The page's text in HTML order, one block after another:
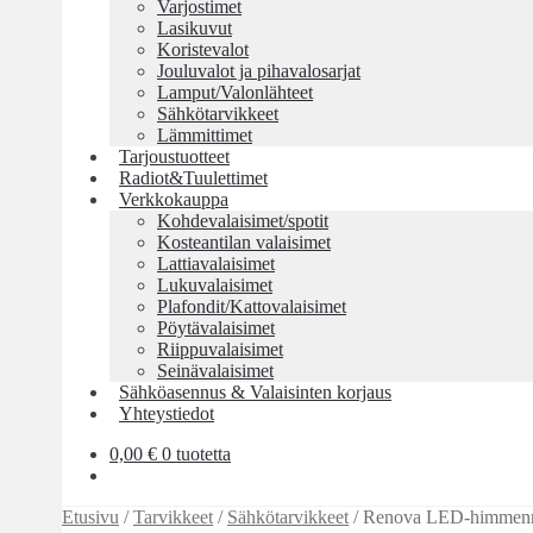
Varjostimet
Lasikuvut
Koristevalot
Jouluvalot ja pihavalosarjat
Lamput/Valonlähteet
Sähkötarvikkeet
Lämmittimet
Tarjoustuotteet
Radiot&Tuulettimet
Verkkokauppa
Kohdevalaisimet/spotit
Kosteantilan valaisimet
Lattiavalaisimet
Lukuvalaisimet
Plafondit/Kattovalaisimet
Pöytävalaisimet
Riippuvalaisimet
Seinävalaisimet
Sähköasennus & Valaisinten korjaus
Yhteystiedot
0,00 € 0 tuotetta
Etusivu /Tarvikkeet / Sähkötarvikkeet /Renova LED-